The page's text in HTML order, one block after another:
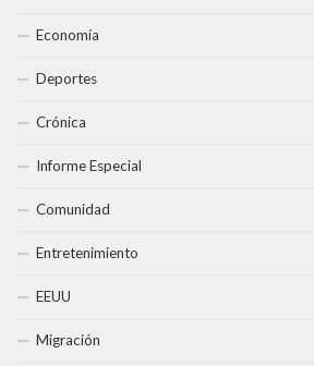
Economía
Deportes
Crónica
Informe Especial
Comunidad
Entretenimiento
EEUU
Migración